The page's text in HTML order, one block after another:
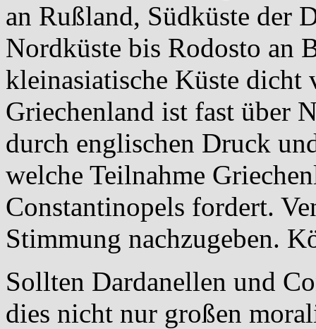
an Rußland, Südküste der
Nordküste bis Rodosto an
kleinasiatische Küste
Griechenland ist fast über
durch englischen Druck
welche Teilnahme
Constantinopels fordert.
Stimmung nachzugeben.
Sollten Dardanellen und
dies nicht nur großen